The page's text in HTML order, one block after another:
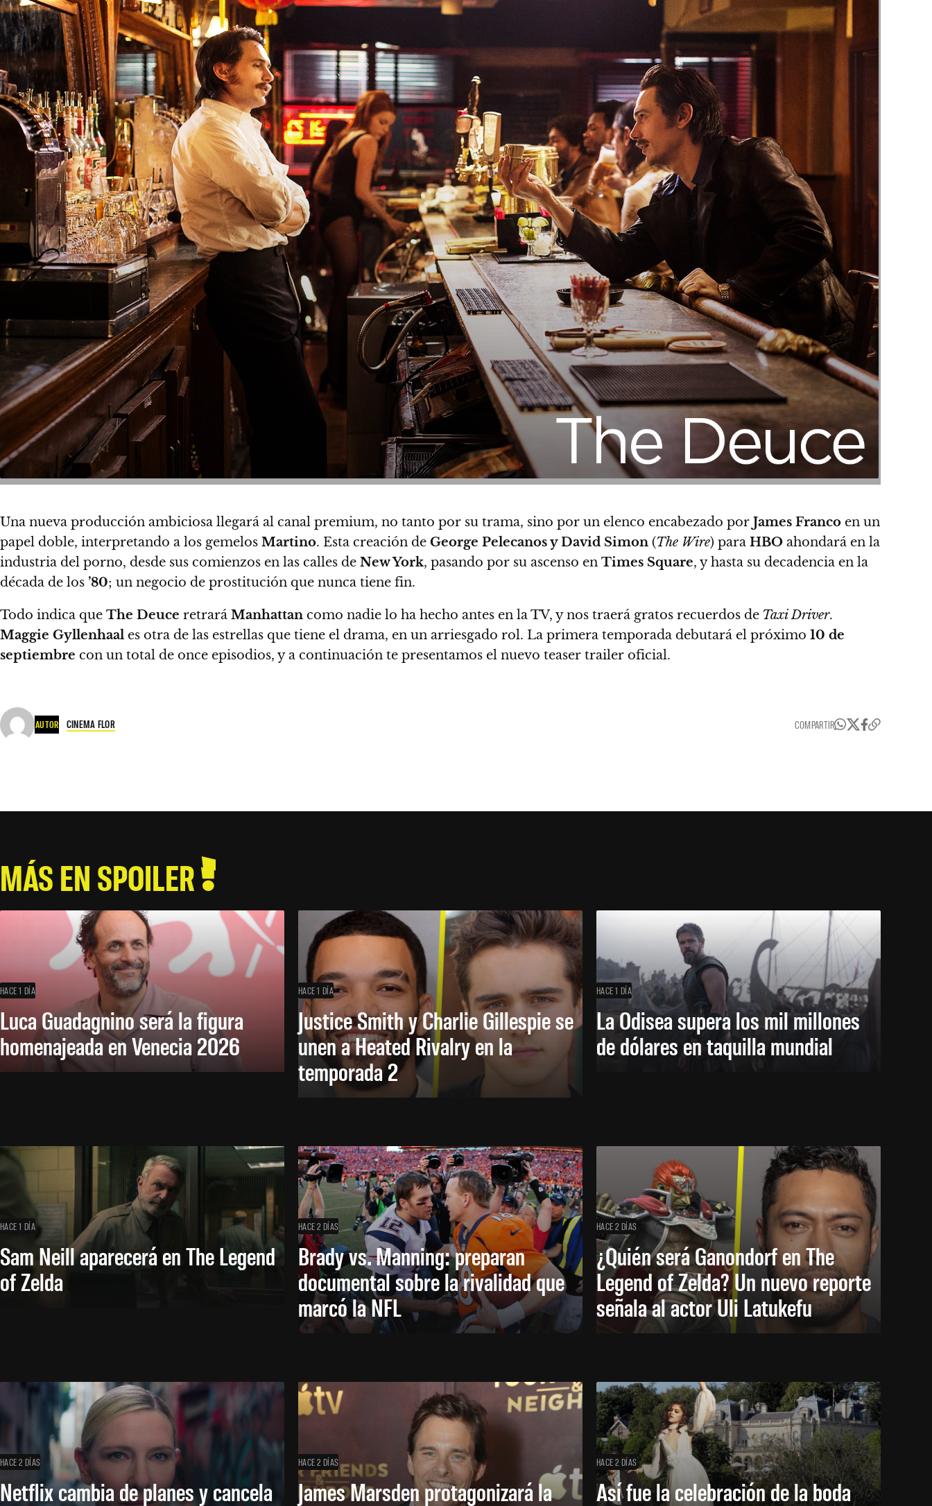
Una nueva producción ambiciosa llegará al canal premium, no tanto por su trama, sino por un elenco encabezado por James Franco en un
papel doble, interpretando a los gemelos Martino. Esta creación de George Pelecanos y David Simon (The Wire) para HBO ahondará en la
industria del porno, desde sus comienzos en las calles de New York, pasando por su ascenso en Times Square, y hasta su decadencia en la
década de los ’80; un negocio de prostitución que nunca tiene fin.
Todo indica que The Deuce retrará Manhattan como nadie lo ha hecho antes en la TV, y nos traerá gratos recuerdos de Taxi Driver.
Maggie Gyllenhaal es otra de las estrellas que tiene el drama, en un arriesgado rol. La primera temporada debutará el próximo 10 de
septiembre con un total de once episodios, y a continuación te presentamos el nuevo teaser trailer oficial.
AUTOR CINEMA FLOR COMPARTIR
MÁS EN SPOILER
HACE 1 DÍA
Luca Guadagnino será la figura
homenajeada en Venecia 2026
HACE 1 DÍA
Justice Smith y Charlie Gillespie se
unen a Heated Rivalry en la
temporada 2
HACE 1 DÍA
La Odisea supera los mil millones
de dólares en taquilla mundial
HACE 1 DÍA
Sam Neill aparecerá en The Legend
of Zelda
HACE 2 DÍAS
Brady vs. Manning: preparan
documental sobre la rivalidad que
marcó la NFL
HACE 2 DÍAS
¿Quién será Ganondorf en The
Legend of Zelda? Un nuevo reporte
señala al actor Uli Latukefu
HACE 2 DÍAS
Netflix cambia de planes y cancela
HACE 2 DÍAS
James Marsden protagonizará la
HACE 2 DÍAS
Así fue la celebración de la boda